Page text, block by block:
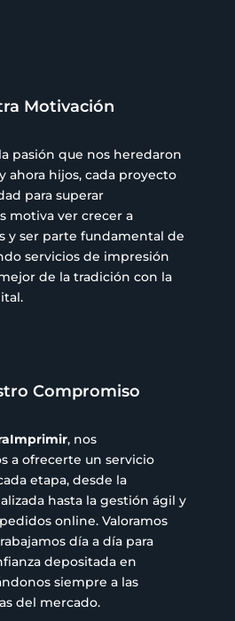
Motivación
pasión que nos heredaron
ahora hijos, cada proyecto
para superar
motiva ver crecer a
y ser parte fundamental de
servicios de impresión
de la tradición con la
Compromiso
, nos
a ofrecerte un servicio
etapa, desde la
hasta la gestión ágil y
online. Valoramos
día a día para
depositada en
siempre a las
del mercado.